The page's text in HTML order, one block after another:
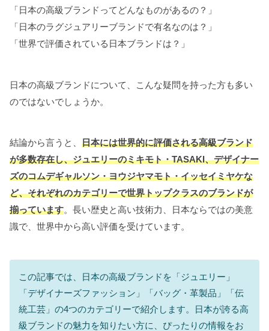
「日本の高級ブランドってどんなものがあるの？」
「日本のラグジュアリーブランドで有名なのは？」
「世界で評価されている日本ブランドは？」
日本の高級ブランドについて、こんな疑問を持った方も多い
のではないでしょうか。
結論から言うと、 日本には世界的に評価される高級ブランド
が多数存在し、ジュエリーのミキモト・TASAKI、デザイナー
ズのコムデギャルソン・ヨウジヤマモト・イッセイミヤケな
ど、それぞれのカテゴリーで世界トップクラスのブランドが
揃っています。長い歴史と高い技術力、日本ならではの美意
識で、世界中から高い評価を受けています。
この記事では、日本の高級ブランドを「ジュエリー」
「デザイナーズファッション」「バッグ・革製品」「伝
統工芸」の4つのカテゴリーで紹介します。日本が誇る高
級ブランドの魅力を知りたい方に、ぴったりの情報をお